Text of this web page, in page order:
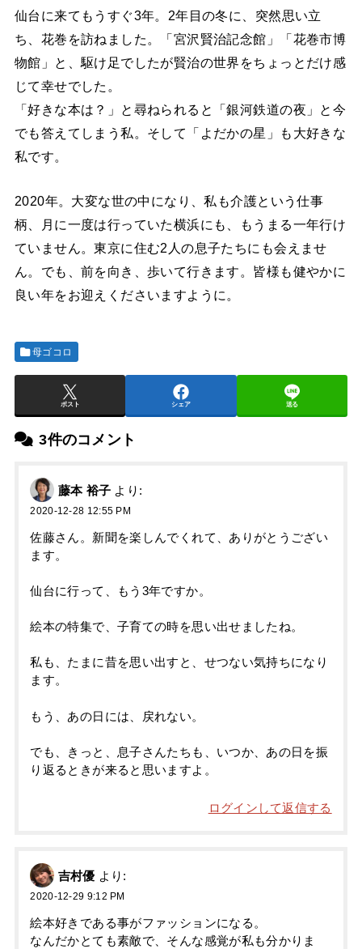
仙台に来てもうすぐ3年。2年目の冬に、突然思い立
ち、花巻を訪ねました。「宮沢賢治記念館」「花巻市博
物館」と、駆け足でしたが賢治の世界をちょっとだけ感
じて幸せでした。
「好きな本は？」と尋ねられると「銀河鉄道の夜」と今
でも答えてしまう私。そして「よだかの星」も大好きな
私です。
2020年。大変な世の中になり、私も介護という仕事
柄、月に一度は行っていた横浜にも、もうまる一年行け
ていません。東京に住む2人の息子たちにも会えませ
ん。でも、前を向き、歩いて行きます。皆様も健やかに
良い年をお迎えくださいますように。
母ゴコロ
ポスト シェア 送る
3件のコメント
藤本 裕子 より:
2020-12-28 12:55 PM
佐藤さん。新聞を楽しんでくれて、ありがとうござい
ます。
仙台に行って、もう3年ですか。
絵本の特集で、子育ての時を思い出せましたね。
私も、たまに昔を思い出すと、せつない気持ちになり
ます。
もう、あの日には、戻れない。
でも、きっと、息子さんたちも、いつか、あの日を振
り返るときが来ると思いますよ。
ログインして返信する
吉村優 より:
2020-12-29 9:12 PM
絵本好きである事がファッションになる。
なんだかとても素敵で、そんな感覚が私も分かりま